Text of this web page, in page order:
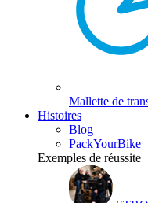
Mallette de
Histoires
Blog
PackYourBike
Exemples de réussite